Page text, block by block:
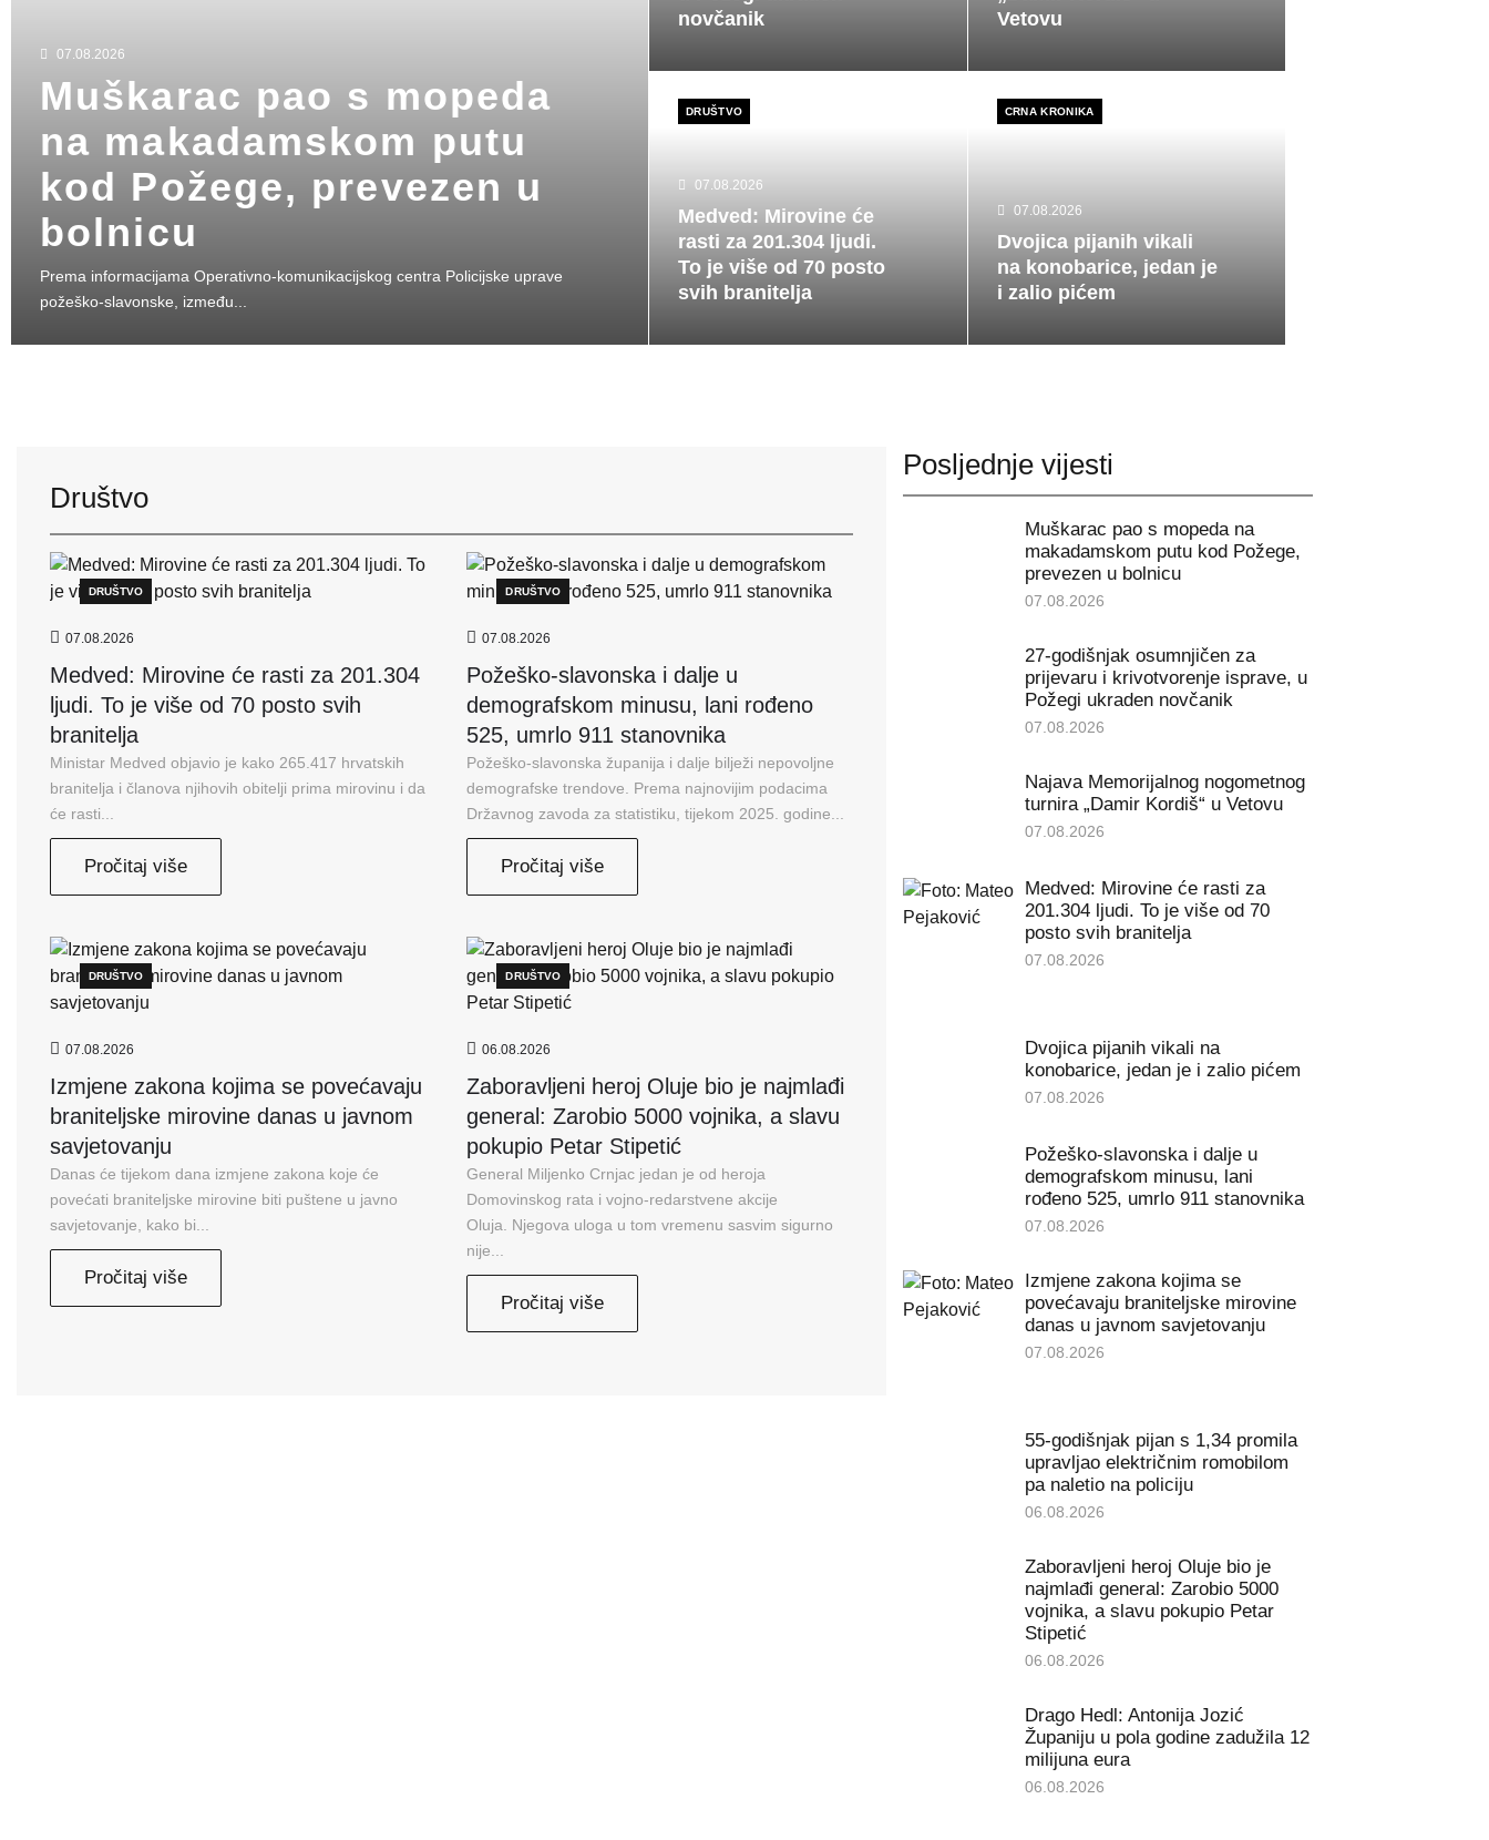
07.08.2026
Muškarac pao s mopeda
na makadamskom putu
kod Požege, prevezen u
bolnicu
Prema informacijama Operativno-komunikacijskog centra Policijske uprave
požeško-slavonske, između...
novčanik
Vetovu
DRUŠTVO
07.08.2026
Medved: Mirovine će
rasti za 201.304 ljudi.
To je više od 70 posto
svih branitelja
CRNA KRONIKA
07.08.2026
Dvojica pijanih vikali
na konobarice, jedan je
i zalio pićem
Društvo
DRUŠTVO
07.08.2026
Medved: Mirovine će rasti za 201.304
ljudi. To je više od 70 posto svih
branitelja
Ministar Medved objavio je kako 265.417 hrvatskih
branitelja i članova njihovih obitelji prima mirovinu i da
će rasti...
Pročitaj više
DRUŠTVO
07.08.2026
Požeško-slavonska i dalje u
demografskom minusu, lani rođeno
525, umrlo 911 stanovnika
Požeško-slavonska županija i dalje bilježi nepovoljne
demografske trendove. Prema najnovijim podacima
Državnog zavoda za statistiku, tijekom 2025. godine...
Pročitaj više
DRUŠTVO
07.08.2026
Izmjene zakona kojima se povećavaju
braniteljske mirovine danas u javnom
savjetovanju
Danas će tijekom dana izmjene zakona koje će
povećati braniteljske mirovine biti puštene u javno
savjetovanje, kako bi...
Pročitaj više
DRUŠTVO
06.08.2026
Zaboravljeni heroj Oluje bio je najmlađi
general: Zarobio 5000 vojnika, a slavu
pokupio Petar Stipetić
General Miljenko Crnjac jedan je od heroja
Domovinskog rata i vojno-redarstvene akcije
Oluja. Njegova uloga u tom vremenu sasvim sigurno
nije...
Pročitaj više
Posljednje vijesti
Muškarac pao s mopeda na
makadamskom putu kod Požege,
prevezen u bolnicu
07.08.2026
27-godišnjak osumnjičen za
prijevaru i krivotvorenje isprave, u
Požegi ukraden novčanik
07.08.2026
Najava Memorijalnog nogometnog
turnira „Damir Kordiš“ u Vetovu
07.08.2026
Medved: Mirovine će rasti za
201.304 ljudi. To je više od 70
posto svih branitelja
07.08.2026
Dvojica pijanih vikali na
konobarice, jedan je i zalio pićem
07.08.2026
Požeško-slavonska i dalje u
demografskom minusu, lani
rođeno 525, umrlo 911 stanovnika
07.08.2026
Izmjene zakona kojima se
povećavaju braniteljske mirovine
danas u javnom savjetovanju
07.08.2026
55-godišnjak pijan s 1,34 promila
upravljao električnim romobilom
pa naletio na policiju
06.08.2026
Zaboravljeni heroj Oluje bio je
najmlađi general: Zarobio 5000
vojnika, a slavu pokupio Petar
Stipetić
06.08.2026
Drago Hedl: Antonija Jozić
Županiju u pola godine zadužila 12
milijuna eura
06.08.2026